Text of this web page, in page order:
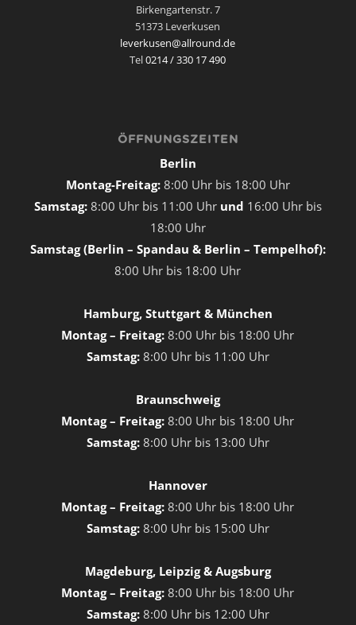
Birkengartenstr. 7
51373 Leverkusen
leverkusen@allround.de
Tel0214 / 330 17 490
ÖFFNUNGSZEITEN
Berlin
Montag-Freitag: 8:00 Uhr bis 18:00 Uhr
Samstag: 8:00 Uhr bis 11:00 Uhr und 16:00 Uhr bis
18:00 Uhr
Samstag (Berlin – Spandau & Berlin – Tempelhof):
8:00 Uhr bis 18:00 Uhr
Hamburg, Stuttgart & München
Montag – Freitag:8:00 Uhr bis 18:00 Uhr
Samstag:8:00 Uhr bis 11:00 Uhr
Braunschweig
Montag – Freitag:8:00 Uhr bis 18:00 Uhr
Samstag: 8:00 Uhr bis 13:00 Uhr
Hannover
Montag – Freitag:8:00 Uhr bis 18:00 Uhr
Samstag: 8:00 Uhr bis 15:00 Uhr
Magdeburg, Leipzig & Augsburg
Montag – Freitag:8:00 Uhr bis 18:00 Uhr
Samstag: 8:00 Uhr bis 12:00 Uhr